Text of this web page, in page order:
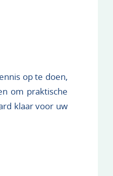
op te doen,
om praktische
klaar voor uw